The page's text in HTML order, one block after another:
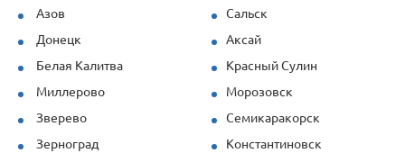
Азов
Сальск
Донецк
Аксай
Белая Калитва
Красный Сулин
Миллерово
Морозовск
Зверево
Семикаракорск
Зерноград
Константиновск